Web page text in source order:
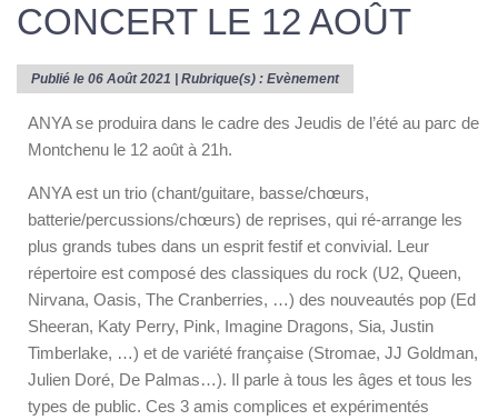
CONCERT LE 12 AOÛT
Publié le 06 Août 2021 | Rubrique(s) : Evènement
ANYA se produira dans le cadre des Jeudis de l’été au parc de
Montchenu le 12 août à 21h.
ANYA est un trio (chant/guitare, basse/chœurs,
batterie/percussions/chœurs) de reprises, qui ré-arrange les
plus grands tubes dans un esprit festif et convivial. Leur
répertoire est composé des classiques du rock (U2, Queen,
Nirvana, Oasis, The Cranberries, …) des nouveautés pop (Ed
Sheeran, Katy Perry, Pink, Imagine Dragons, Sia, Justin
Timberlake, …) et de variété française (Stromae, JJ Goldman,
Julien Doré, De Palmas…). Il parle à tous les âges et tous les
types de public. Ces 3 amis complices et expérimentés